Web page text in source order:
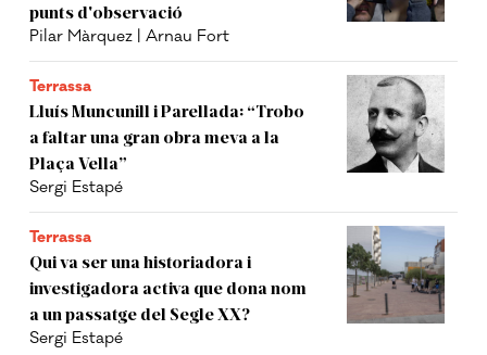
punts d'observació
Pilar Màrquez | Arnau Fort
Terrassa
Lluís Muncunill i Parellada: “Trobo
a faltar una gran obra meva a la
Plaça Vella”
Sergi Estapé
Terrassa
Qui va ser una historiadora i
investigadora activa que dona nom
a un passatge del Segle XX?
Sergi Estapé